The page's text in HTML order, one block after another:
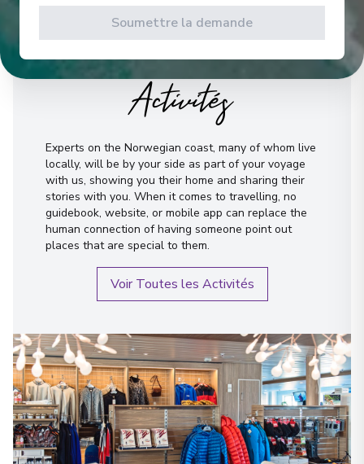
Voir plus de détails et informations
21 Ørnes
Norway
17/12/2027 06:25
17/12/2027 06:35
22 Nesna
Norway
Arrivée:17/12/2027 10:25
17/12/2027 10:35
Sandnessjøen
Norway
24 Brønnøysund
Norway
Arrivée:17/12/2027 15:00
17/12/2027 17:25
Voir plus de détails et informations
Activités
Experts on the Norwegian coast, many of whom live
locally, will be by your side as part of your voyage
with us, showing you their home and sharing their
stories with you. When it comes to travelling, no
guidebook, website, or mobile app can replace the
human connection of having someone point out
places that are special to them.
Voir Toutes les Activités
Soumettre la demande